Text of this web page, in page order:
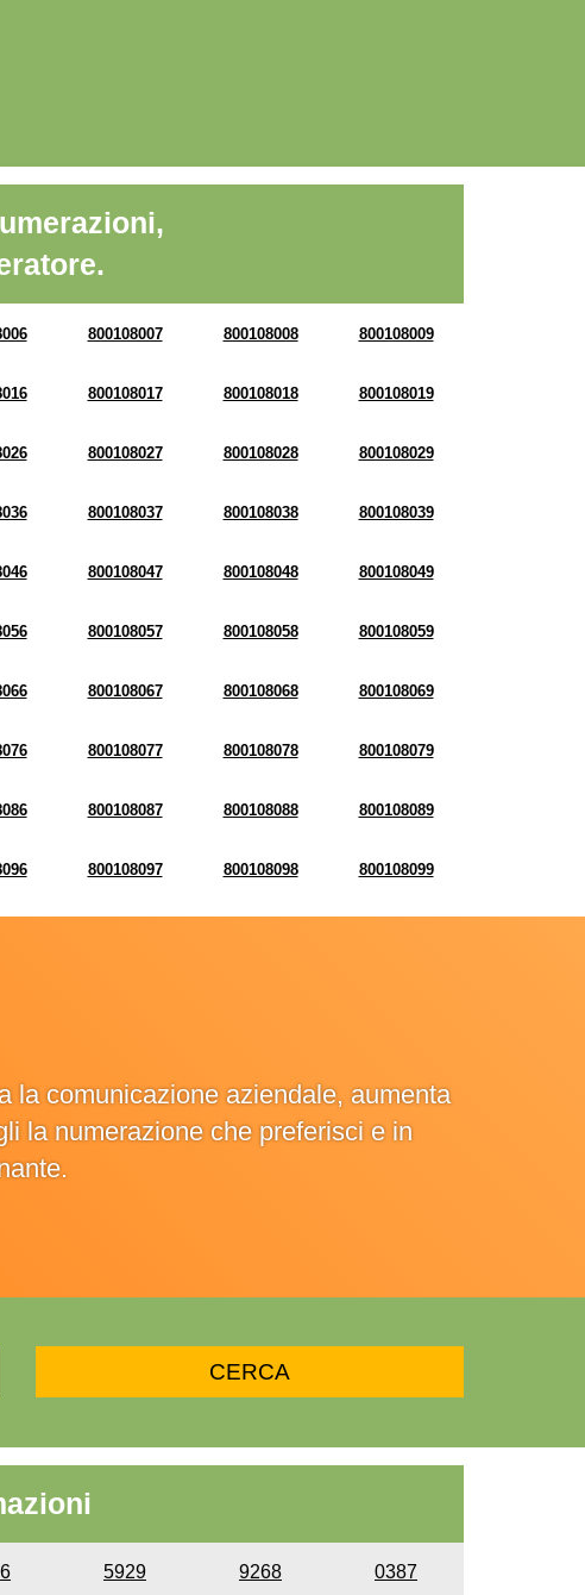
800108007 800108008 800108009
800108017 800108018 800108019
800108027 800108028 800108029
800108037 800108038 800108039
800108047 800108048 800108049
800108057 800108058 800108059
800108067 800108068 800108069
800108077 800108078 800108079
800108087 800108088 800108089
800108097 800108098 800108099
la comunicazione aziendale, aumenta
la numerazione che preferisci e in
5929 9268 0387